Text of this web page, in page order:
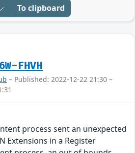
To clipboard
FHVH
– Published: 2022-12-22 21:30 –
process sent an unexpected
Extensions in a Register